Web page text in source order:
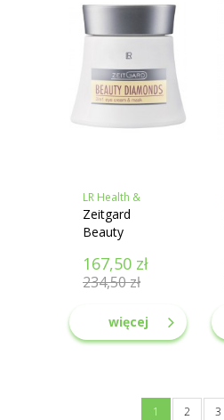
LR Health &
Beauty
Zeitgard
Beauty
Przeciwzmarszczkowy
krem pod oczy
167,50 zł
234,50zł
więcej
1 2 3